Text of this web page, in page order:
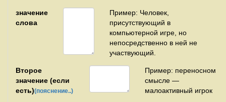
значение
слова
Пример: Человек,
присутствующий в
компьютерной игре, но
непосредственно в ней не
участвующий.
Второе
значение (если
есть)(пояснение..)
Пример: переносном
смысле —
малоактивный игрок